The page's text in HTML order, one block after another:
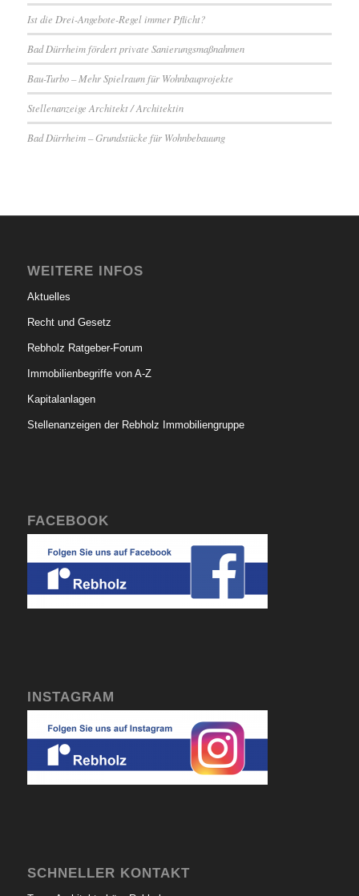
Ist die Drei-Angebote-Regel immer Pflicht?
Bad Dürrheim fördert private Sanierungsmaßnahmen
Bau-Turbo – Mehr Spielraum für Wohnbauprojekte
Stellenanzeige Architekt / Architektin
Bad Dürrheim – Grundstücke für Wohnbebauung
WEITERE INFOS
Aktuelles
Recht und Gesetz
Rebholz Ratgeber-Forum
Immobilienbegriffe von A-Z
Kapitalanlagen
Stellenanzeigen der Rebholz Immobiliengruppe
FACEBOOK
INSTAGRAM
SCHNELLER KONTAKT